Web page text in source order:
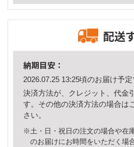
配送
納期目安：
2026.07.25 13:25頃のお届け予定
決済方法が、クレジット、代金
す。その他の決済方法の場合は
さい。
※土・日・祝日の注文の場合や在
のお届けにお時間をいただく場